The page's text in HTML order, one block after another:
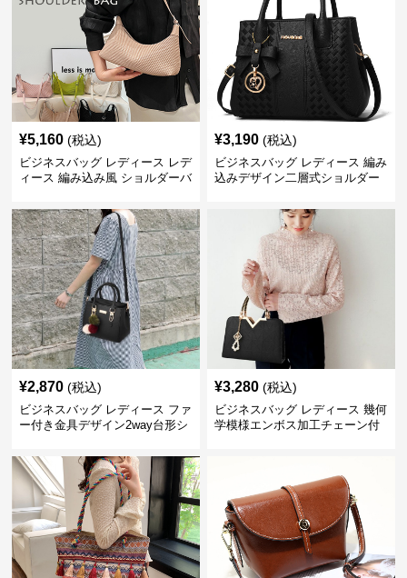
¥5,160 (税込)
ビジネスバッグ レディース レデ
ィース 編み込み風 ショルダーバ
¥3,190 (税込)
ビジネスバッグ レディース 編み
込みデザイン二層式ショルダー
¥2,870 (税込)
ビジネスバッグ レディース ファ
ー付き金具デザイン2way台形シ
¥3,280 (税込)
ビジネスバッグ レディース 幾何
学模様エンボス加工チェーン付